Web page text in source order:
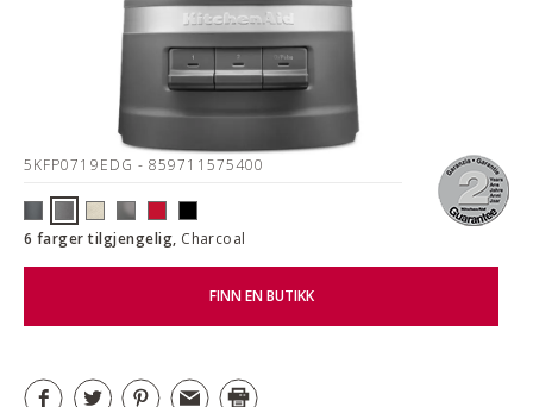
5KFP0719EDG - 859711575400
6 farger tilgjengelig, Charcoal
FINN EN BUTIKK